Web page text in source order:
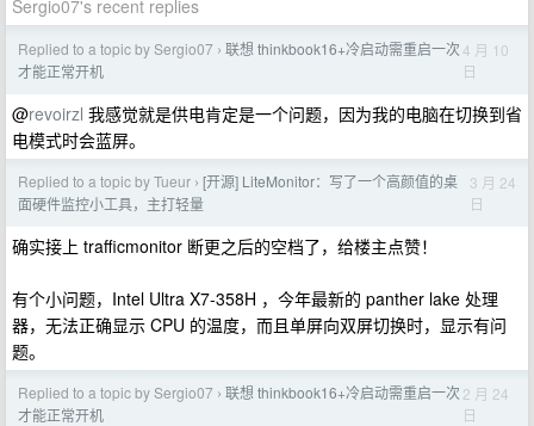
Sergio07's recent replies
Replied to a topic by Sergio07 › 联想 thinkbook16+冷启动需重启一次
才能正常开机
4 月 10
日
@revoirzl 我感觉就是供电肯定是一个问题，因为我的电脑在切换到省
电模式时会蓝屏。
Replied to a topic by Tueur › [开源] LiteMonitor：写了一个高颜值的桌
面硬件监控小工具，主打轻量
3 月 24
日
确实接上 trafficmonitor 断更之后的空档了，给楼主点赞！
有个小问题，Intel Ultra X7-358H ，今年最新的 panther lake 处理
器，无法正确显示 CPU 的温度，而且单屏向双屏切换时，显示有问
题。
Replied to a topic by Sergio07 › 联想 thinkbook16+冷启动需重启一次
才能正常开机
2 月 24
日